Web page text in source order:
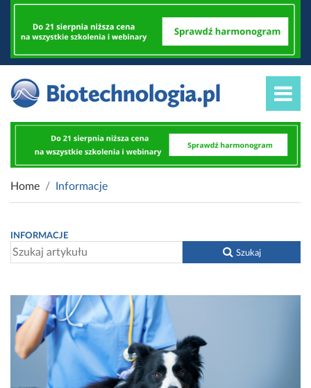
Home Informacje
INFORMACJE
Szukaj